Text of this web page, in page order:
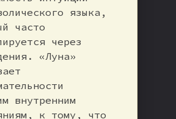
языка,
часто
через
«Луна»
внутренним
к тому, что